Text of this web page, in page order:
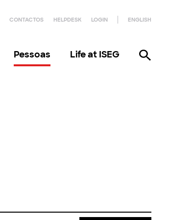
CONTACTOS HELPDESK LOGIN ENGLISH
Pessoas Life at ISEG